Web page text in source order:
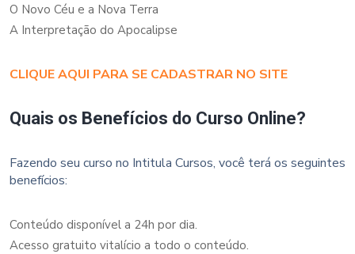
O Novo Céu e a Nova Terra
A Interpretação do Apocalipse
CLIQUE AQUI PARA SE CADASTRAR NO SITE
Quais os Benefícios do Curso Online?
Fazendo seu curso no Intitula Cursos, você terá os seguintes
benefícios:
Conteúdo disponível a 24h por dia.
Acesso gratuito vitalício a todo o conteúdo.